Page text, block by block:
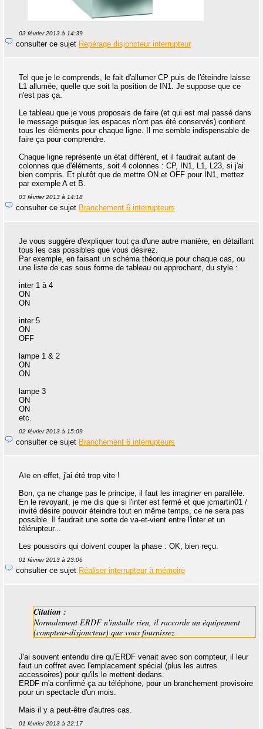
03 février 2013 à 14:39
consulter ce sujet Repérage disjoncteur interrupteur
Tel que je le comprends, le fait d'allumer CP puis de l'éteindre laisse
L1 allumée, quelle que soit la position de IN1. Je suppose que ce
n'est pas ça.
Le tableau que je vous proposais de faire (et qui est mal passé dans
le message puisque les espaces n'ont pas été conservés) contient
tous les éléments pour chaque ligne. Il me semble indispensable de
faire ça pour comprendre.
Chaque ligne représente un état différent, et il faudrait autant de
colonnes que d'éléments, soit 4 colonnes : CP, IN1, L1, L23, si j'ai
bien compris. Et plutôt que de mettre ON et OFF pour IN1, mettez
par exemple A et B.
03 février 2013 à 14:18
consulter ce sujet Branchement 6 interrupteurs
Je vous suggère d'expliquer tout ça d'une autre manière, en détaillant
tous les cas possibles que vous désirez.
Par exemple, en faisant un schéma théorique pour chaque cas, ou
une liste de cas sous forme de tableau ou approchant, du style :
inter 1 à 4
ON
ON
inter 5
ON
OFF
lampe 1 & 2
ON
ON
lampe 3
ON
ON
etc.
02 février 2013 à 15:09
consulter ce sujet Branchement 6 interrupteurs
Aïe en effet, j'ai été trop vite !
Bon, ça ne change pas le principe, il faut les imaginer en parallèle.
En le revoyant, je me dis que si l'inter est fermé et que jcmartin01 /
invité désire pouvoir éteindre tout en même temps, ce ne sera pas
possible. Il faudrait une sorte de va-et-vient entre l'inter et un
télérupteur...
Les poussoirs qui doivent couper la phase : OK, bien reçu.
01 février 2013 à 23:06
consulter ce sujet Réaliser interrupteur à mémoire
Citation :
Normalement ERDF n'installe rien, il raccorde un équipement
(compteur-disjoncteur) que vous fournissez
J'ai souvent entendu dire qu'ERDF venait avec son compteur, il leur
faut un coffret avec l'emplacement spécial (plus les autres
accessoires) pour qu'ils le mettent dedans.
ERDF m'a confirmé ça au téléphone, pour un branchement provisoire
pour un spectacle d'un mois.
Mais il y a peut-être d'autres cas.
01 février 2013 à 22:17